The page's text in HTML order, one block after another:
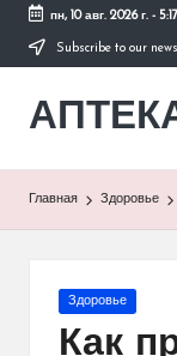
Перейти
содержимому
пн, 10 авг. 2026 г.-
Subscribe to our
сайт
Главная Здоровье
Опубликовано
Здоровье
Как